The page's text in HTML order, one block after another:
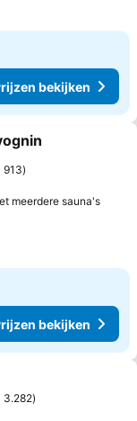
bekijken
favorieten
913
meerdere sauna's
bekijken
favorieten
3.282